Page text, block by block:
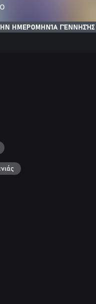
ΤΗΝ ΗΜΕΡΟΜΗΝΊΑ ΓΈΝΝΗΣΉΣ